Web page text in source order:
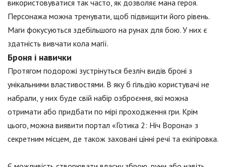
використовуватися так часто, як дозволяє мана героя.
Персонажа можна тренувати, щоб підвищити його рівень.
Маги фокусуються здебільшого на рунах для бою. У них є
здатність вивчати кола магії.
Броня і навички
Протягом подорожі зустрінуться безліч видів броні з
унікальними властивостями. В яку б гільдію користувачі не
набрали, у них буде свій набір озброєння, які можна
отримати або придбати по мірі проходження гри. Крім
цього, можна виявити портал «Готика 2: Ніч Ворона» з
секретним місцем, де також заховані цінні речі та екіпіровка.